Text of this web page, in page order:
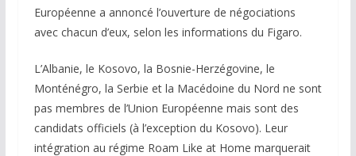
Européenne a annoncé l’ouverture de négociations
avec chacun d’eux, selon les informations du Figaro.
L’Albanie, le Kosovo, la Bosnie-Herzégovine, le
Monténégro, la Serbie et la Macédoine du Nord ne sont
pas membres de l’Union Européenne mais sont des
candidats officiels (à l’exception du Kosovo). Leur
intégration au régime Roam Like at Home marquerait